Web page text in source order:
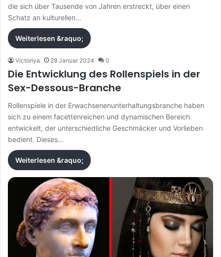
die sich über Tausende von Jahren erstreckt, über einen
Schatz an kulturellen…
Weiterlesen &raquo;
Victoriya 28 Januar 2024 0
Die Entwicklung des Rollenspiels in der
Sex-Dessous-Branche
Rollenspiele in der Erwachsenenunterhaltungsbranche haben
sich zu einem facettenreichen und dynamischen Bereich
entwickelt, der unterschiedliche Geschmäcker und Vorlieben
bedient. Dieses…
Weiterlesen &raquo;